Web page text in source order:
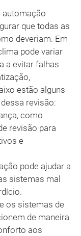
automação
que todas as
deveriam. Em
pode variar
a evitar falhas
estão alguns
revisão:
como
revisão para
e
pode ajudar a
sistemas mal
os sistemas de
de maneira
aos